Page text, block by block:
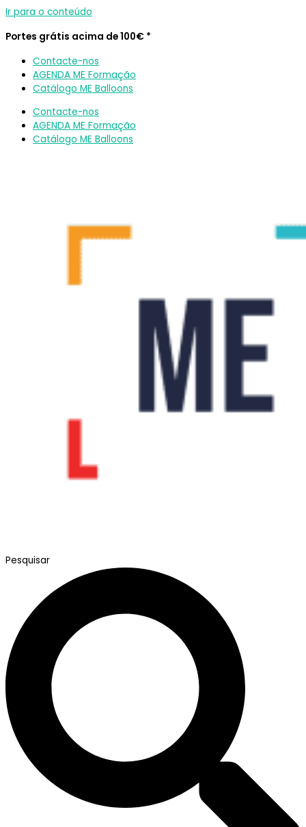
Ir para o conteúdo
Portes grátis acima de 100€ *
Contacte-nos
AGENDA ME Formação
Catálogo ME Balloons
Contacte-nos
AGENDA ME Formação
Catálogo ME Balloons
Pesquisar